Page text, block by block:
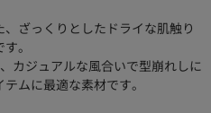
ざっくりとしたドライな肌触り
。
カジュアルな風合いで型崩れしに
ムに最適な素材です。